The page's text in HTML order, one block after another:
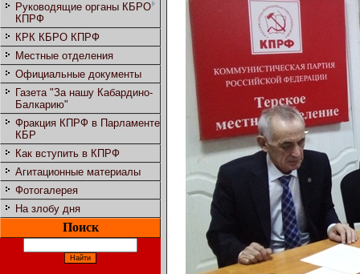
Руководящие органы КБРО
КПРФ
КРК КБРО КПРФ
Местные отделения
Официальные документы
Газета "За нашу Кабардино-
Балкарию"
Фракция КПРФ в Парламенте
КБР
Как вступить в КПРФ
Агитационные материалы
Фотогалерея
На злобу дня
Поиск